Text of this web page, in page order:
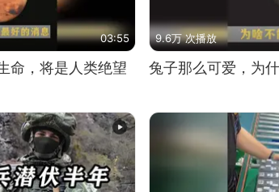
03:55
命，将是人类绝望
9.6万 次播放
兔子那么可爱，为